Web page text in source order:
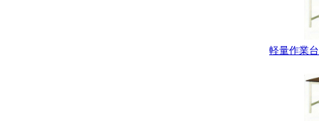
軽量作業